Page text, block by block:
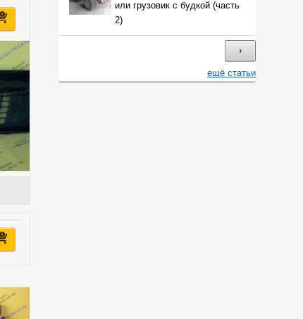
или грузовик с будкой (часть
2)
›
ещё статьи